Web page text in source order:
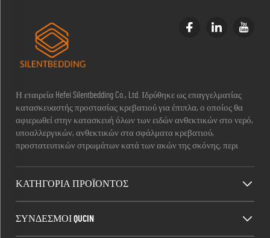
Η εταιρεία Hefei Silentbedding Co., Ltd. Ιδρύθηκε ως επαγγελματίας
κατασκευαστής προστασίας κρεβατιού για έπιπλα, ο οποίος θα
αφιερωθεί στην κατασκευή όλων των ειδών ανθεκτικών στο νερό,
υποαλλεργικών, ανθεκτικών στα σφάλματα κρεβατιού,
προστατευτικών στρωμάτων κατά των ακών της σκόνης, περι
ΚΑΤΗΓΟΡΙΑ ΠΡΟΪΟΝΤΟΣ
ΣΥΝΔΕΣΜΟΙ QUCIN